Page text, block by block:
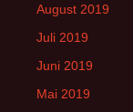
August 2019
Juli 2019
Juni 2019
Mai 2019